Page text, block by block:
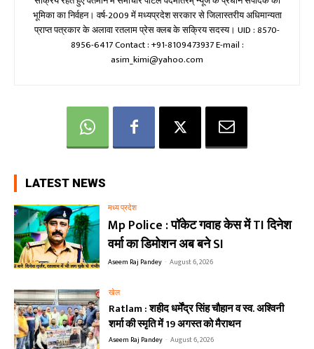
भूमिका का निर्वहन। वर्ष-2009 में मध्यप्रदेश सरकार से जिलास्तरीय अधिमान्यता
प्राप्त पत्रकार के अलावा रतलाम प्रेस क्लब के सक्रिय सदस्य। UID : 8570-
8956-6417 Contact : +91-8109473937 E-mail :
asim_kimi@yahoo.com
LATEST NEWS
मध्य प्रदेश
Mp Police : पॉकेट गवाह केस में TI दिनेश
वर्मा का डिमोशन अब बने SI
Aseem Raj Pandey - August 6, 2026
खेल
Ratlam : शहीद धर्मेंद्र सिंह चौहान व स्व. अश्विनी
शर्मा की स्मृति में 19 अगस्त को मैराथन
Aseem Raj Pandey - August 6, 2026